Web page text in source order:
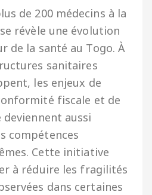
de 200 médecins à la
révèle une évolution
de la santé au Togo. À
sanitaires
les enjeux de
fiscale et de
aussi
compétences
Cette initiative
à réduire les fragilités
dans certaines